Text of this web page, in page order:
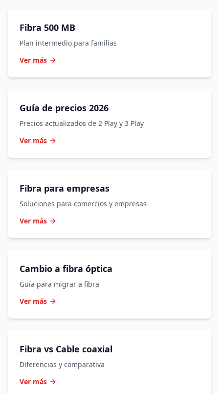
Fibra 500 MB
Plan intermedio para familias
Ver más
Guía de precios 2026
Precios actualizados de 2 Play y 3 Play
Ver más
Fibra para empresas
Soluciones para comercios y empresas
Ver más
Cambio a fibra óptica
Guía para migrar a fibra
Ver más
Fibra vs Cable coaxial
Diferencias y comparativa
Ver más